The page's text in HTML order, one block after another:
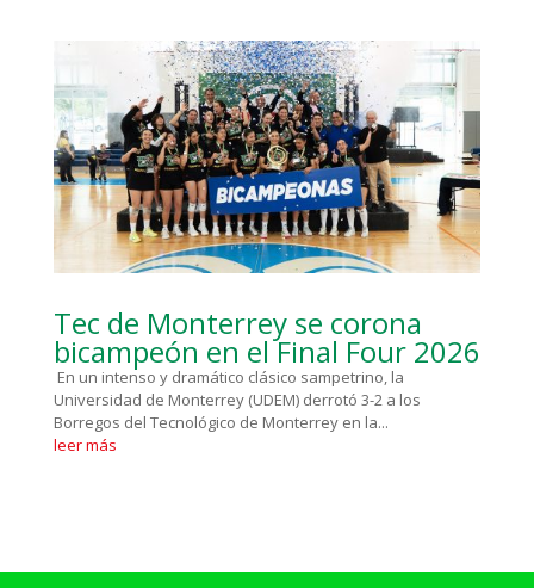
Tec de Monterrey se corona
bicampeón en el Final Four 2026
En un intenso y dramático clásico sampetrino, la
Universidad de Monterrey (UDEM) derrotó 3-2 a los
Borregos del Tecnológico de Monterrey en la...
leer más